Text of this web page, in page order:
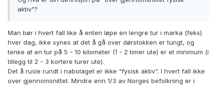
aktiv"?
Man bør i hvert fall like å enten løpe en lengre tur i marka (feks)
hver dag, ikke synes at det å gå over dørstokken er tungt, og
tenke at en tur på 5 - 10 kilometer (1 - 2 timer ute) er et minimum (i
tillegg til 2 - 3 kortere turer ute).
Det å rusle rundt i nabolaget er ikke "fysisk aktiv". I hvert fall ikke
over gjennomsnittet. Mindre enn 1/3 av Norges befolkning er i